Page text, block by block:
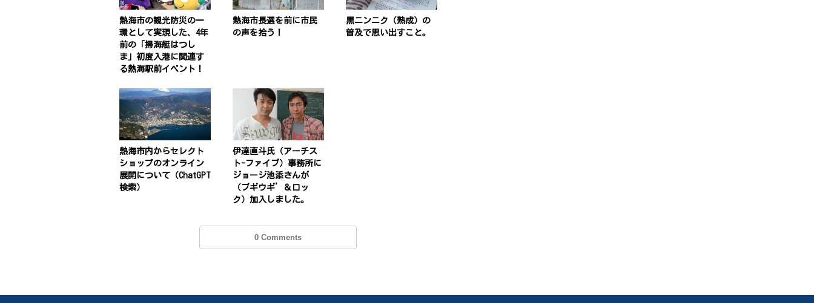
熱海市の観光防災の一
環として実現した、4年
前の「掃海艇はつし
ま」初度入港に関連す
る熱海駅前イベント！
熱海市長選を前に市民
の声を拾う！
黒ニンニク（熟成）の
普及で思い出すこと。
熱海市内からセレクト
ショップのオンライン
展開について（ChatGPT
検索）
伊達直斗氏（アーチス
ト-ファイブ）事務所に
ジョージ池添さんが
（ブギウギ’＆ロッ
ク）加入しました。
0 Comments